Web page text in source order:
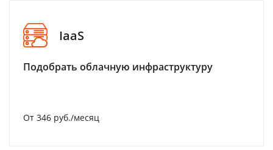
IaaS
Подобрать облачную инфраструктуру
От 346 руб./месяц